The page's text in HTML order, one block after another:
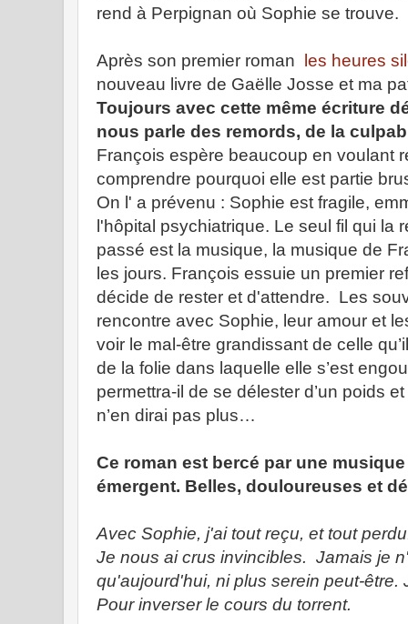
rend à Perpignan où Sophie se trouve.
Après son premier roman
les heures
nouveau livre de Gaëlle Josse et ma
Toujours avec cette même écriture
nous parle des remords, de la
François espère beaucoup en voulant
comprendre pourquoi elle est partie
On l' a prévenu : Sophie est fragile,
l'hôpital psychiatrique. Le seul fil qui la
passé est la musique, la musique de
les jours. François essuie un premier
décide de rester et d'attendre. Les
rencontre avec Sophie, leur amour et
voir le mal-être grandissant de celle
de la folie dans laquelle elle s’est
permettra-il de se délester d’un poids
n’en dirai pas plus…
Ce roman est bercé par une
émergent. Belles, douloureuses et
Avec Sophie, j'ai tout reçu, et tout
Je nous ai crus invincibles. Jamais je
qu'aujourd'hui, ni plus serein peut-être.
Pour inverser le cours du torrent.